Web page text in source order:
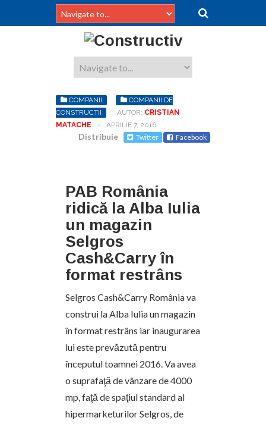
COMPANII
COMPANII DE
CONSTRUCTII
AUTOR: CRISTIAN
MATACHE
- APRILIE 7, 2016
Distribuie Twitter Facebook
PAB România
ridică la Alba Iulia
un magazin
Selgros
Cash&Carry în
format restrâns
Selgros Cash&Carry România va
construi la Alba Iulia un magazin
în format restrâns iar inaugurarea
lui este prevăzută pentru
începutul toamnei 2016. Va avea
o suprafaţă de vânzare de 4000
mp, faţă de spaţiul standard al
hipermarketurilor Selgros, de